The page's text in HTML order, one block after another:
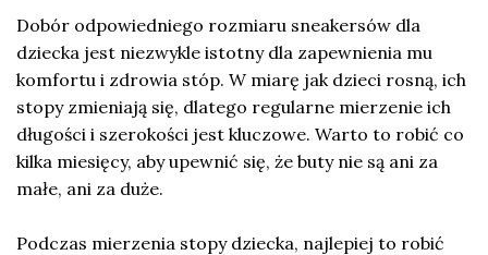
Dobór odpowiedniego rozmiaru sneakersów dla
dziecka jest niezwykle istotny dla zapewnienia mu
komfortu i zdrowia stóp. W miarę jak dzieci rosną, ich
stopy zmieniają się, dlatego regularne mierzenie ich
długości i szerokości jest kluczowe. Warto to robić co
kilka miesięcy, aby upewnić się, że buty nie są ani za
małe, ani za duże.
Podczas mierzenia stopy dziecka, najlepiej to robić